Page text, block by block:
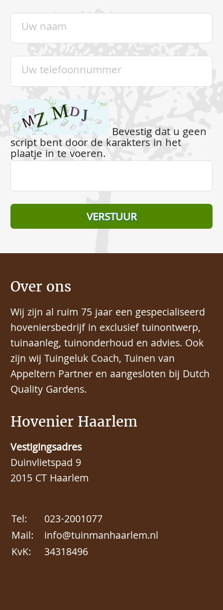
Bevestig dat u geen
script bent door de karakters in het
plaatje in te voeren.
Hovenier Haarlem
Vestigingsadres
Duinvlietspad 9
2015 CT Haarlem
Tel:
023-2001077
Mail:
info@tuinmanhaarlem.nl
KvK:
34318496
Over ons
Wij zijn al ruim 75 jaar een gespecialiseerd
hoveniersbedrijf in exclusief tuinontwerp,
tuinaanleg, tuinonderhoud en advies. Ook
zijn wij Tuingeluk Coach, Tuinen van
Appeltern Partner en aangesloten bij Dutch
Quality Gardens.